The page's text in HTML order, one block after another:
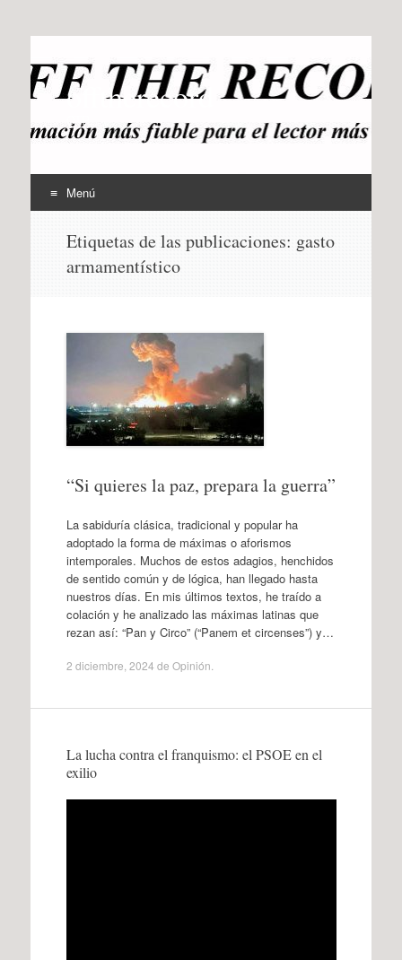
offtherecord
OTR
Menú
contenido
Etiquetas de las publicaciones: gasto
armamentístico
“Si quieres la paz, prepara la guerra”
La sabiduría clásica, tradicional y popular ha
adoptado la forma de máximas o aforismos
intemporales. Muchos de estos adagios, henchidos
de sentido común y de lógica, han llegado hasta
nuestros días. En mis últimos textos, he traído a
colación y he analizado las máximas latinas que
rezan así: “Pan y Circo” (“Panem et circenses”) y…
2 diciembre, 2024 de Opinión
La lucha contra el franquismo: el PSOE en el
exilio